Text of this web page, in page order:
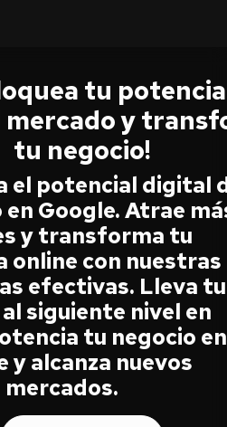
tu
mercado y
tu negocio!
el potencial digital
Google. Atrae
y transforma tu
online con nuestras
efectivas. Lleva tu
siguiente nivel en
tu negocio en
y alcanza nuevos
mercados.